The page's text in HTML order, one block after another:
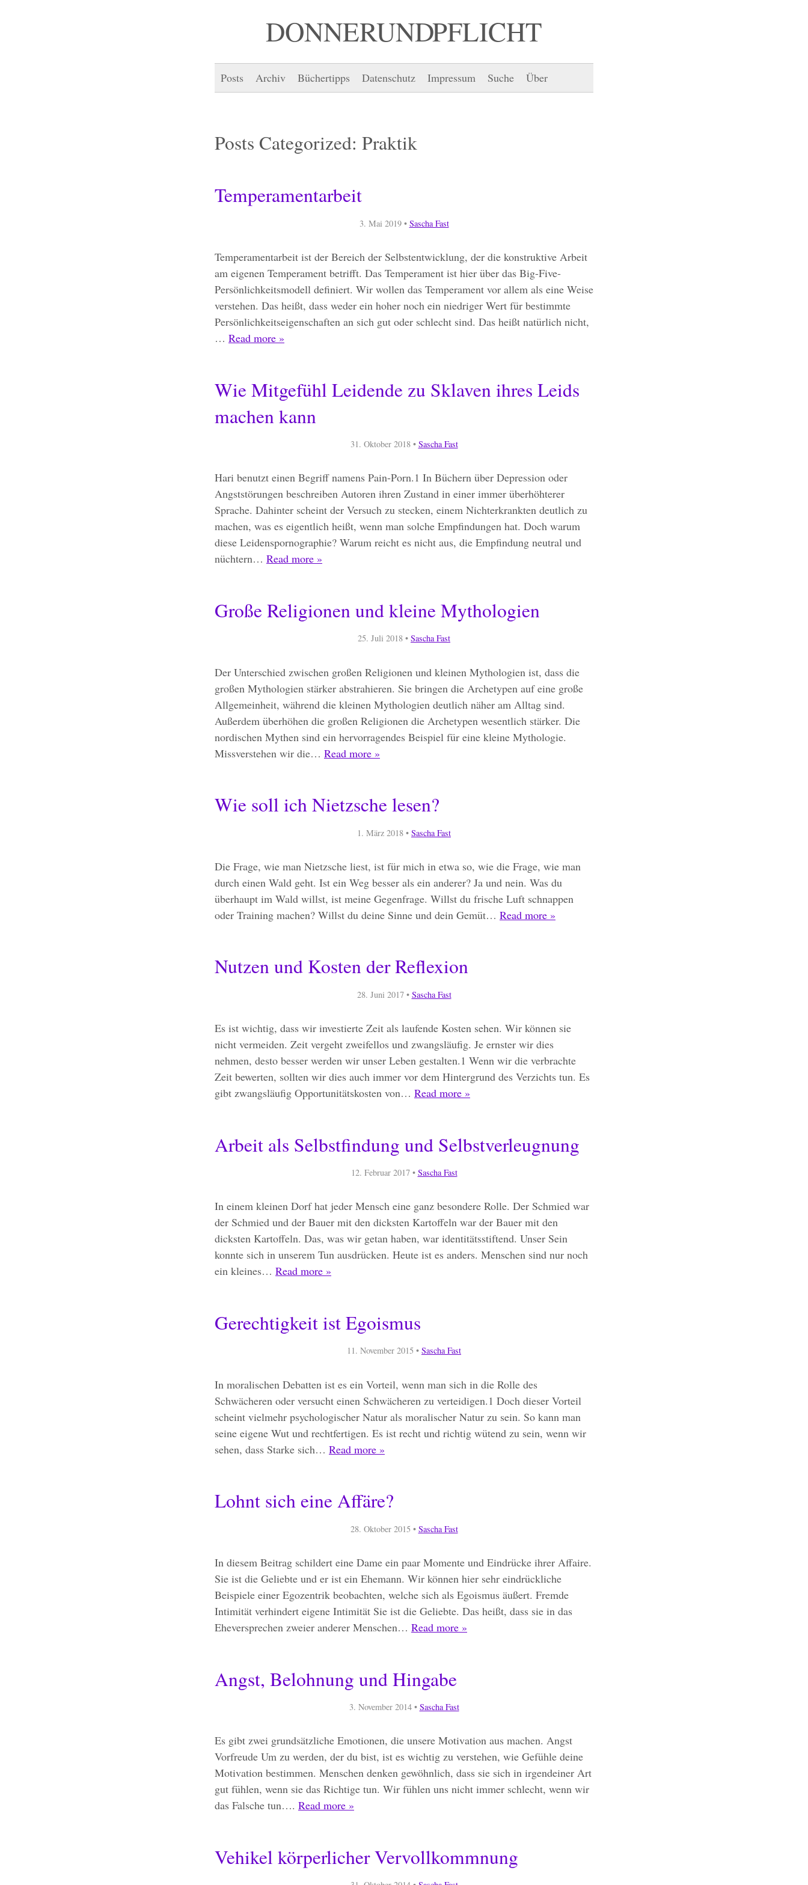
DONNER UND PFLICHT
Posts Archiv Büchertipps Datenschutz Impressum Suche Über
Posts Categorized: Praktik
Temperamentarbeit
3. Mai 2019• Sascha Fast
Temperamentarbeit ist der Bereich der Selbstentwicklung, der die konstruktive Arbeit
am eigenen Temperament betrifft. Das Temperament ist hier über das Big-Five-
Persönlichkeitsmodell definiert. Wir wollen das Temperament vor allem als eine Weise
verstehen. Das heißt, dass weder ein hoher noch ein niedriger Wert für bestimmte
Persönlichkeitseigenschaften an sich gut oder schlecht sind. Das heißt natürlich nicht,
… Read more »
Wie Mitgefühl Leidende zu Sklaven ihres Leids
machen kann
31. Oktober 2018• Sascha Fast
Hari benutzt einen Begriff namens Pain-Porn.1 In Büchern über Depression oder
Angststörungen beschreiben Autoren ihren Zustand in einer immer überhöhterer
Sprache. Dahinter scheint der Versuch zu stecken, einem Nichterkrankten deutlich zu
machen, was es eigentlich heißt, wenn man solche Empfindungen hat. Doch warum
diese Leidenspornographie? Warum reicht es nicht aus, die Empfindung neutral und
nüchtern… Read more »
Große Religionen und kleine Mythologien
25. Juli 2018 • Sascha Fast
Der Unterschied zwischen großen Religionen und kleinen Mythologien ist, dass die
großen Mythologien stärker abstrahieren. Sie bringen die Archetypen auf eine große
Allgemeinheit, während die kleinen Mythologien deutlich näher am Alltag sind.
Außerdem überhöhen die großen Religionen die Archetypen wesentlich stärker. Die
nordischen Mythen sind ein hervorragendes Beispiel für eine kleine Mythologie.
Missverstehen wir die… Read more »
Wie soll ich Nietzsche lesen?
1. März 2018 • Sascha Fast
Die Frage, wie man Nietzsche liest, ist für mich in etwa so, wie die Frage, wie man
durch einen Wald geht. Ist ein Weg besser als ein anderer? Ja und nein. Was du
überhaupt im Wald willst, ist meine Gegenfrage. Willst du frische Luft schnappen
oder Training machen? Willst du deine Sinne und dein Gemüt… Read more »
Nutzen und Kosten der Reflexion
28. Juni 2017• Sascha Fast
Es ist wichtig, dass wir investierte Zeit als laufende Kosten sehen. Wir können sie
nicht vermeiden. Zeit vergeht zweifellos und zwangsläufig. Je ernster wir dies
nehmen, desto besser werden wir unser Leben gestalten.1 Wenn wir die verbrachte
Zeit bewerten, sollten wir dies auch immer vor dem Hintergrund des Verzichts tun. Es
gibt zwangsläufig Opportunitätskosten von… Read more »
Arbeit als Selbstfindung und Selbstverleugnung
12. Februar 2017• Sascha Fast
In einem kleinen Dorf hat jeder Mensch eine ganz besondere Rolle. Der Schmied war
der Schmied und der Bauer mit den dicksten Kartoffeln war der Bauer mit den
dicksten Kartoffeln. Das, was wir getan haben, war identitätsstiftend. Unser Sein
konnte sich in unserem Tun ausdrücken. Heute ist es anders. Menschen sind nur noch
ein kleines… Read more »
Gerechtigkeit ist Egoismus
11. November 2015 • Sascha Fast
In moralischen Debatten ist es ein Vorteil, wenn man sich in die Rolle des
Schwächeren oder versucht einen Schwächeren zu verteidigen.1 Doch dieser Vorteil
scheint vielmehr psychologischer Natur als moralischer Natur zu sein. So kann man
seine eigene Wut und rechtfertigen. Es ist recht und richtig wütend zu sein, wenn wir
sehen, dass Starke sich… Read more »
Lohnt sich eine Affäre?
28. Oktober 2015 • Sascha Fast
In diesem Beitrag schildert eine Dame ein paar Momente und Eindrücke ihrer Affaire.
Sie ist die Geliebte und er ist ein Ehemann. Wir können hier sehr eindrückliche
Beispiele einer Egozentrik beobachten, welche sich als Egoismus äußert. Fremde
Intimität verhindert eigene Intimität Sie ist die Geliebte. Das heißt, dass sie in das
Eheversprechen zweier anderer Menschen… Read more »
Angst, Belohnung und Hingabe
3. November 2014• Sascha Fast
Es gibt zwei grundsätzliche Emotionen, die unsere Motivation aus machen. Angst
Vorfreude Um zu werden, der du bist, ist es wichtig zu verstehen, wie Gefühle deine
Motivation bestimmen. Menschen denken gewöhnlich, dass sie sich in irgendeiner Art
gut fühlen, wenn sie das Richtige tun. Wir fühlen uns nicht immer schlecht, wenn wir
das Falsche tun…. Read more »
Vehikel körperlicher Vervollkommnung